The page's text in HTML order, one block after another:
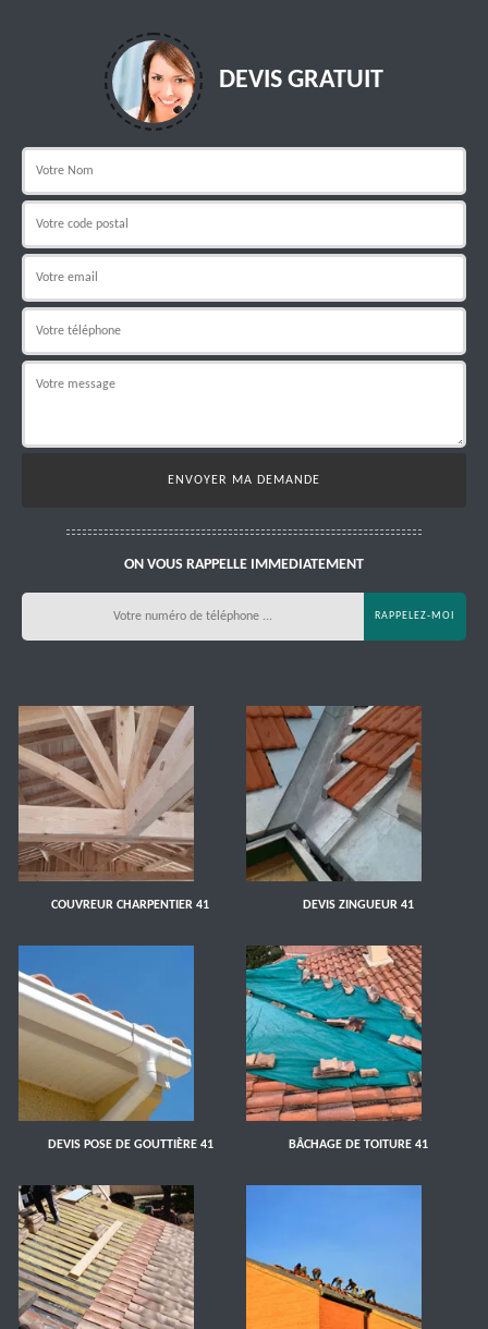
DEVIS GRATUIT
ON VOUS RAPPELLE IMMEDIATEMENT
COUVREUR CHARPENTIER 41 DEVIS ZINGUEUR 41
DEVIS POSE DE GOUTTIÈRE 41 BÂCHAGE DE TOITURE 41